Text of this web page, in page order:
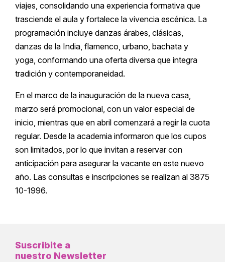
viajes, consolidando una experiencia formativa que
trasciende el aula y fortalece la vivencia escénica. La
programación incluye danzas árabes, clásicas,
danzas de la India, flamenco, urbano, bachata y
yoga, conformando una oferta diversa que integra
tradición y contemporaneidad.
En el marco de la inauguración de la nueva casa,
marzo será promocional, con un valor especial de
inicio, mientras que en abril comenzará a regir la cuota
regular. Desde la academia informaron que los cupos
son limitados, por lo que invitan a reservar con
anticipación para asegurar la vacante en este nuevo
año. Las consultas e inscripciones se realizan al 3875
10-1996.
Suscribite a
nuestro Newsletter